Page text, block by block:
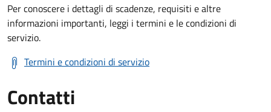
Per conoscere i dettagli di scadenze, requisiti e altre
informazioni importanti, leggi i termini e le condizioni di
servizio.
Termini e condizioni di servizio
Contatti